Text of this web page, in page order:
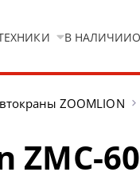
В НАЛИЧИИ
ZOOMLION
ZМС-